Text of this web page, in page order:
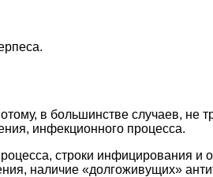
в большинстве случаев, не
инфекционного процесса.
строки инфицирования
наличие «долгоживущих»